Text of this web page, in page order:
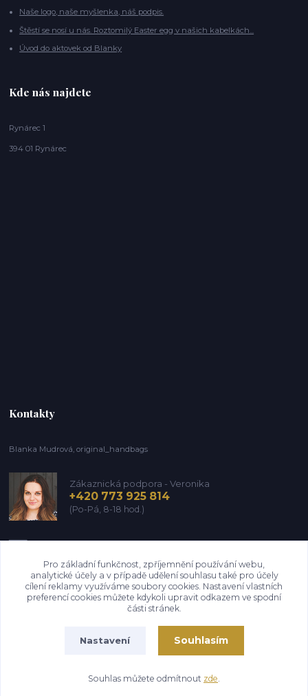
Naše logo, naše myšlenka, náš podpis.
Štěstí se nosí u nás. Roztomilý Easter egg v našich kabelkách...
Úvod do aktovek od Blanky
Kde nás najdete
Rynárec 1
394 01 Rynárec
Kontakty
Blanka Mudrová, original_handbags
Zákaznická podpora - Veronika
+420 773 925 814
(Po-Pá, 8-18 hod.)
Vytvořeno na
Eshop-rychle.cz
Pro základní funkčnost, zpříjemnění používání webu,
analytické účely a v případě udělení souhlasu také pro účely
cílení reklamy využíváme soubory cookies. Nastavení vlastních
preferencí cookies můžete kdykoli upravit odkazem ve spodní
části stránek.
Nastavení Souhlasím
Souhlas můžete odmítnout zde